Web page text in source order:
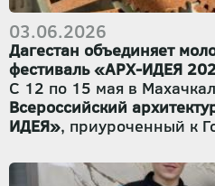
03.06.2026
Дагестан объединяет
фестиваль «АРХ-ИДЕЯ
С 12 по 15 мая в
Всероссийский
ИДЕЯ», приуроченный к